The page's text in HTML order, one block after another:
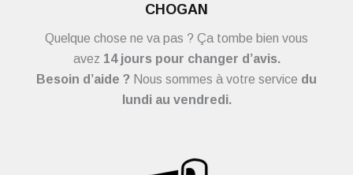
CHOGAN
Quelque chose ne va pas ? Ça tombe bien vous
avez 14 jours pour changer d’avis.
Besoin d’aide ? Nous sommes à votre service du
lundi au vendredi.